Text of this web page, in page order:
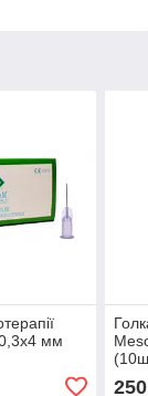
мм
250